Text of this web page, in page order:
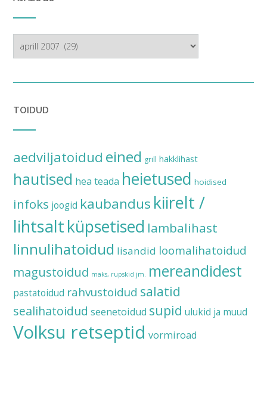
TOIDUD
aedviljatoidud eined grill hakklihast
hautised hea teada heietused hoidised
infoks joogid kaubandus kiirelt /
lihtsaltküpsetised lambalihast
linnulihatoidud lisandid loomalihatoidud
magustoidud maks, rupskid jm. mereandidest
pastatoidud rahvustoidud salatid
sealihatoidud seenetoidud supid ulukid ja muud
Volksu retseptid vormiroad